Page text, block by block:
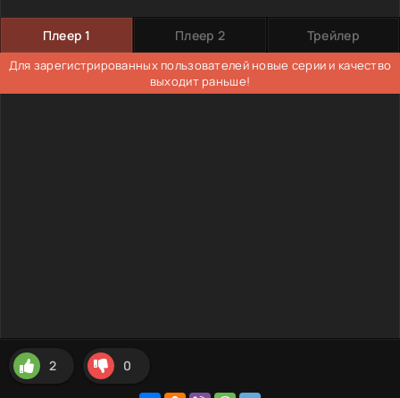
Плеер 1 Плеер 2 Трейлер
Для зарегистрированных пользователей новые серии и качество
выходит раньше!
2 0